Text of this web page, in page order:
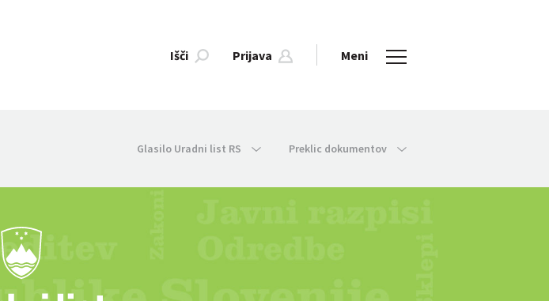
Išči Prijava Meni
Glasilo Uradni list RS Preklic dokumentov